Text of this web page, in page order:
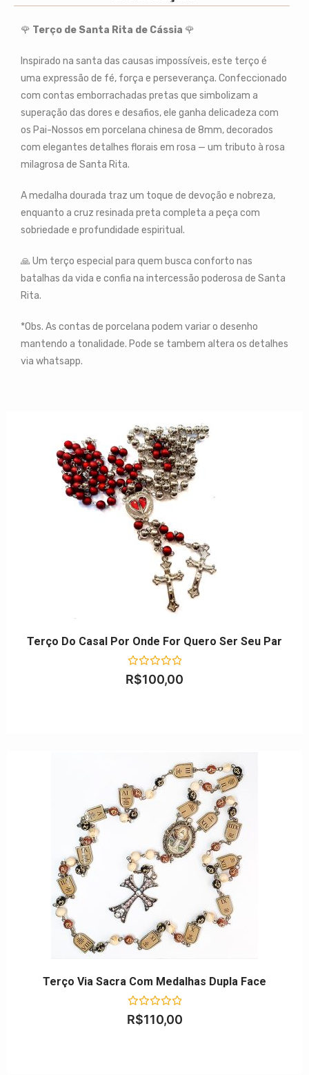
🌹 Terço de Santa Rita de Cássia 🌹
Inspirado na santa das causas impossíveis, este terço é
uma expressão de fé, força e perseverança. Confeccionado
com contas emborrachadas pretas que simbolizam a
superação das dores e desafios, ele ganha delicadeza com
os Pai-Nossos em porcelana chinesa de 8mm, decorados
com elegantes detalhes florais em rosa — um tributo à rosa
milagrosa de Santa Rita.
A medalha dourada traz um toque de devoção e nobreza,
enquanto a cruz resinada preta completa a peça com
sobriedade e profundidade espiritual.
🙏 Um terço especial para quem busca conforto nas
batalhas da vida e confia na intercessão poderosa de Santa
Rita.
*Obs. As contas de porcelana podem variar o desenho
mantendo a tonalidade. Pode se tambem altera os detalhes
via whatsapp.
Terço Do Casal Por Onde For Quero Ser Seu Par
Avaliação
0
R$100,00
Terço Via Sacra Com Medalhas Dupla Face
Avaliação
0
R$110,00